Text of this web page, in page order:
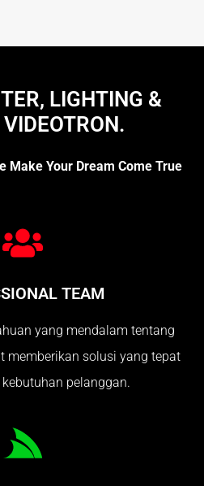
LIGHTING &
Make Your Dream Come True
TEAM
yang mendalam tentang
memberikan solusi yang tepat
pelanggan.